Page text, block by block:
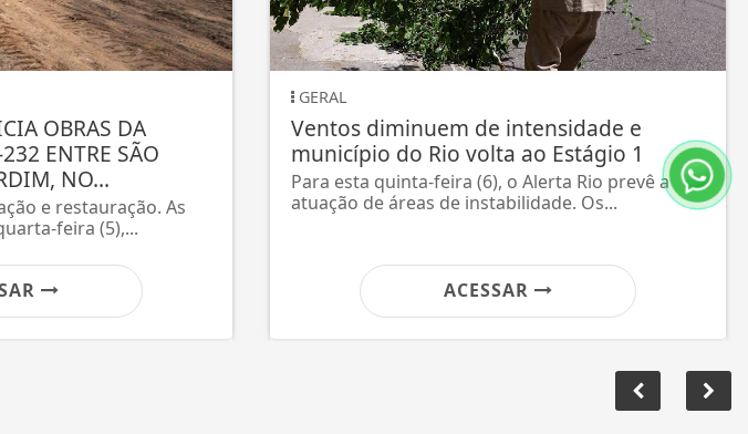
Ventos diminuem de intensidade e
município do Rio volta ao Estágio 1
Para esta quinta-feira (6), o Alerta Rio prevê a
atuação de áreas de instabilidade. Os...
Ideb mostra
no país
Anos iniciais do
resultado e